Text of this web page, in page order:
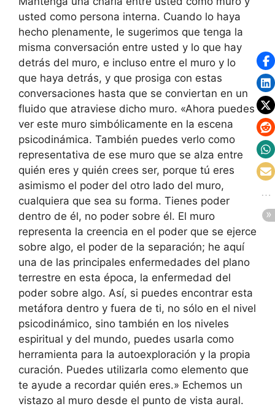
usted como persona interna. Cuando lo haya
hecho plenamente, le sugerimos que tenga la
misma conversación entre usted y lo que hay
detrás del muro, e incluso entre el muro y lo
que haya detrás, y que prosiga con estas
conversaciones hasta que se conviertan en un
fluido que atraviese dicho muro. «Ahora puedes
ver este muro simbólicamente en la escena
psicodinámica. También puedes verlo como
representativa de ese muro que se alza entre
quién eres y quién crees ser, porque tú eres
asimismo el poder del otro lado del muro,
cualquiera que sea su forma. Tienes poder
dentro de él, no poder sobre él. El muro
representa la creencia en el poder que se ejerce
sobre algo, el poder de la separación; he aquí
una de las principales enfermedades del plano
terrestre en esta época, la enfermedad del
poder sobre algo. Así, si puedes encontrar esta
metáfora dentro y fuera de ti, no sólo en el nivel
psicodinámico, sino también en los niveles
espiritual y del mundo, puedes usarla como
herramienta para la autoexploración y la propia
curación. Puedes utilizarla como elemento que
te ayude a recordar quién eres.» Echemos un
vistazo al muro desde el punto de vista aural.